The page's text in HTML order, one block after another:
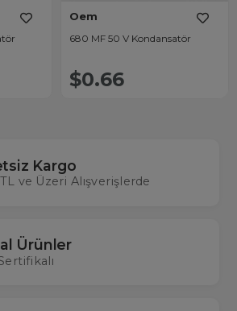
Oem
680 MF 50 V Kondansatör
$0.66
Kargo
ve Üzeri Alışverişlerde
Ürünler